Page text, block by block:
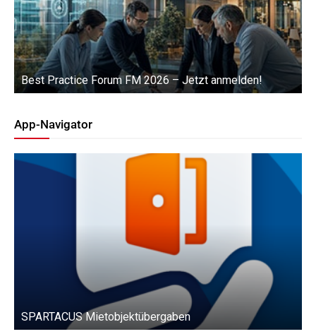
Best Practice Forum FM 2026 – Jetzt anmelden!
App-Navigator
SPARTACUS Mietobjektübergaben